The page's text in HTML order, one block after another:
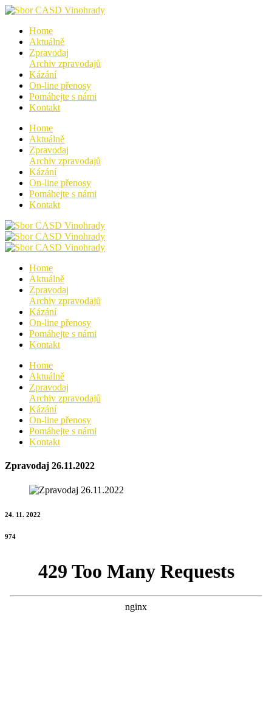
Home
Aktuálně
Zpravodaj
Archiv zpravodajů
Kázání
On-line přenosy
Pomáhejte s námi
Kontakt
Home
Aktuálně
Zpravodaj
Archiv zpravodajů
Kázání
On-line přenosy
Pomáhejte s námi
Kontakt
Home
Aktuálně
Zpravodaj
Archiv zpravodajů
Kázání
On-line přenosy
Pomáhejte s námi
Kontakt
Home
Aktuálně
Zpravodaj
Archiv zpravodajů
Kázání
On-line přenosy
Pomáhejte s námi
Kontakt
Zpravodaj 26.11.2022
24. 11. 2022
974